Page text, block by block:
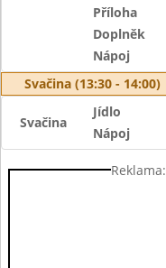
Příloha
Doplněk
Nápoj
Svačina (13:30 - 14:00)
Svačina
Jídlo
Nápoj
Reklama: